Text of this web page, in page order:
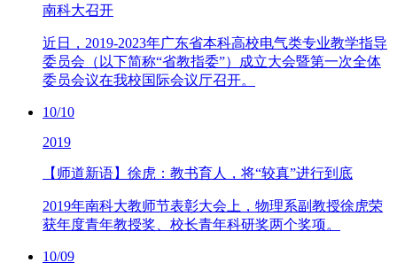
南科大召开
近日，2019-2023年广东省本科高校电气类专业教学指导
委员会（以下简称“省教指委”）成立大会暨第一次全体
委员会议在我校国际会议厅召开。
10/10
2019
【师道新语】徐虎：教书育人，将“较真”进行到底
2019年南科大教师节表彰大会上，物理系副教授徐虎荣
获年度青年教授奖、校长青年科研奖两个奖项。
10/09